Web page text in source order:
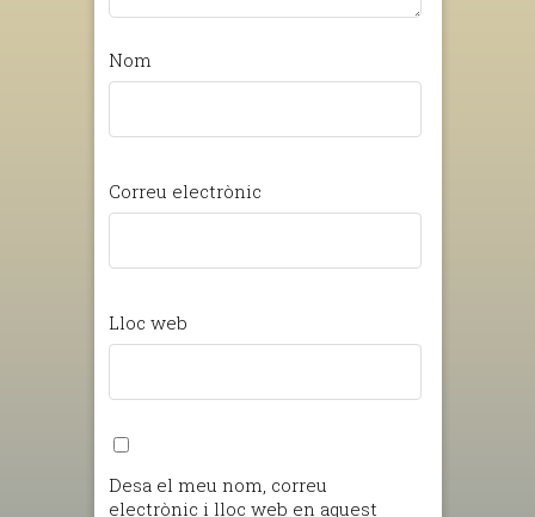
Nom
Correu electrònic
Lloc web
Desa el meu nom, correu
electrònic i lloc web en aquest